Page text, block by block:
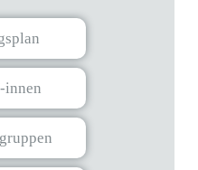
innen